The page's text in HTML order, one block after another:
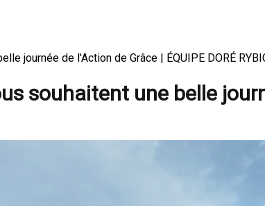
journée de l'Action de Grâce | ÉQUIPE DORÉ
souhaitent une belle